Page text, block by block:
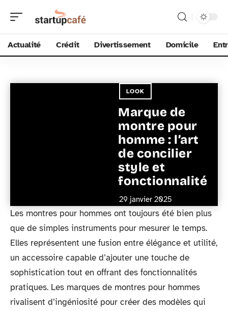
Actualité Crédit Divertissement Domicile
LOOK
Marque de
montre pour
homme : l’art
de concilier
style et
fonctionnalité
29 janvier 2025
Les montres pour hommes ont toujours été bien plus
que de simples instruments pour mesurer le temps.
Elles représentent une fusion entre élégance et utilité,
un accessoire capable d’ajouter une touche de
sophistication tout en offrant des fonctionnalités
pratiques. Les marques de montres pour hommes
rivalisent d’ingéniosité pour créer des modèles qui